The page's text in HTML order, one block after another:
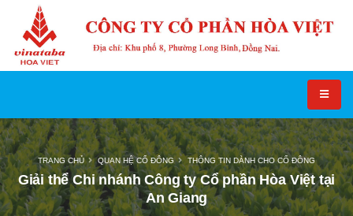
Giải thể Chi nhánh Công ty Cổ phần Hòa Việt tại
An Giang
TRANG CHỦ QUAN HỆ CỔ ĐÔNG THÔNG TIN DÀNH CHO CỔ ĐÔNG